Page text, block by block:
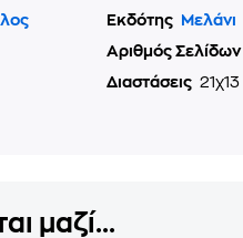
Εκδότης
Μελάνι
Αριθμός Σελίδων
Διαστάσεις 21χ13
μαζί...